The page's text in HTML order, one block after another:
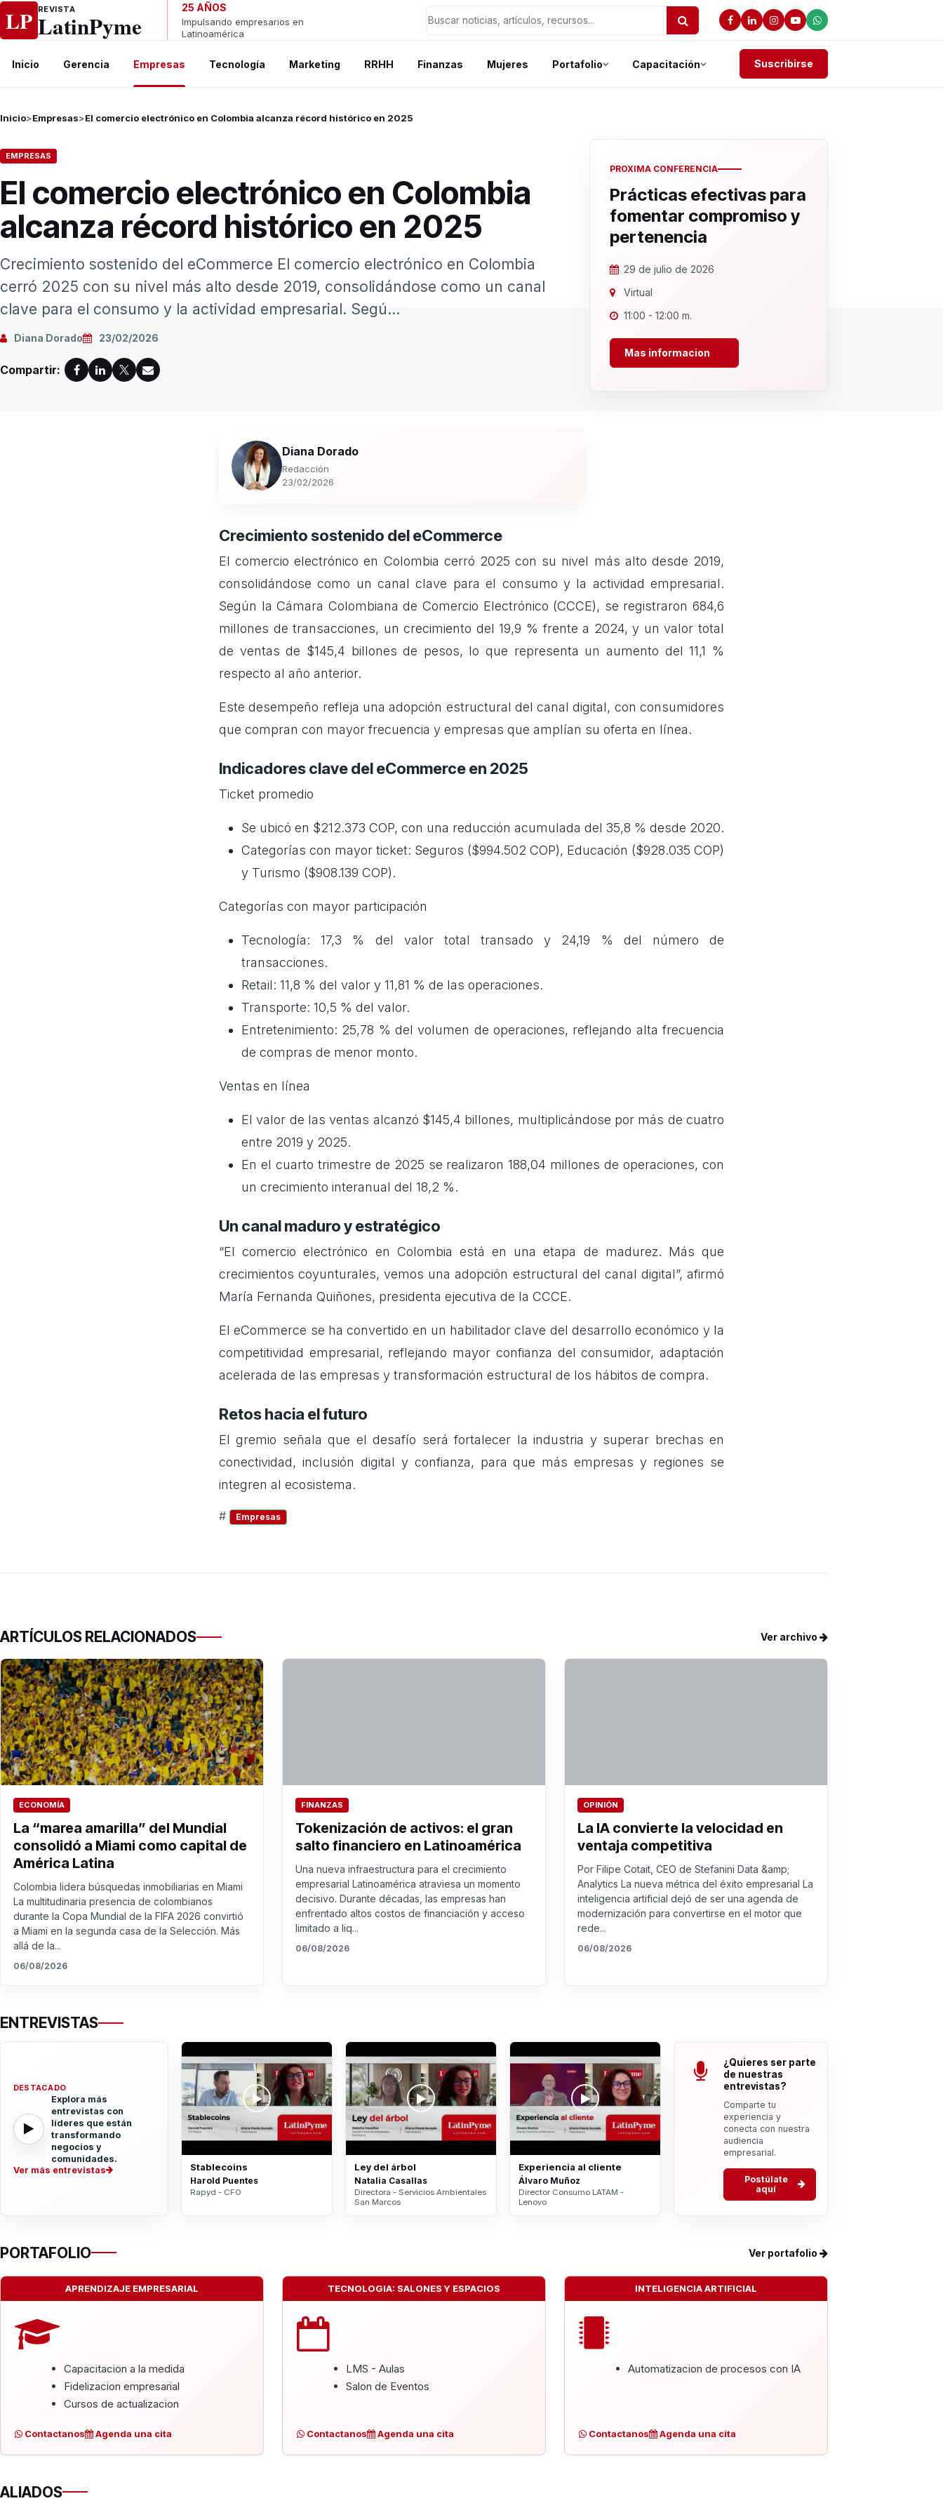
Ir al contenido
LP REVISTA
LatinPyme
25 AÑOS
Impulsando empresarios en
Latinoamérica
Inicio Gerencia Empresas Tecnología Marketing RRHH Finanzas Mujeres Portafolio Capacitación Suscribirse
Inicio>Empresas>El comercio electrónico en Colombia alcanza récord histórico en 2025
EMPRESAS
El comercio electrónico en Colombia
alcanza récord histórico en 2025
Crecimiento sostenido del eCommerce El comercio electrónico en Colombia
cerró 2025 con su nivel más alto desde 2019, consolidándose como un canal
clave para el consumo y la actividad empresarial. Segú...
Diana Dorado 23/02/2026
Compartir:
PROXIMA CONFERENCIA
Prácticas efectivas para
fomentar compromiso y
pertenencia
29 de julio de 2026
Virtual
11:00 - 12:00 m.
Mas informacion
Diana Dorado
Redacción
23/02/2026
Crecimiento sostenido del eCommerce
El comercio electrónico en Colombia cerró 2025 con su nivel más alto desde 2019,
consolidándose como un canal clave para el consumo y la actividad empresarial.
Según la Cámara Colombiana de Comercio Electrónico (CCCE), se registraron 684,6
millones de transacciones, un crecimiento del 19,9 % frente a 2024, y un valor total
de ventas de $145,4 billones de pesos, lo que representa un aumento del 11,1 %
respecto al año anterior.
Este desempeño refleja una adopción estructural del canal digital, con consumidores
que compran con mayor frecuencia y empresas que amplían su oferta en línea.
Indicadores clave del eCommerce en 2025
Ticket promedio
Se ubicó en $212.373 COP, con una reducción acumulada del 35,8 % desde 2020.
Categorías con mayor ticket: Seguros ($994.502 COP), Educación ($928.035 COP)
y Turismo ($908.139 COP).
Categorías con mayor participación
Tecnología: 17,3 % del valor total transado y 24,19 % del número de
transacciones.
Retail: 11,8 % del valor y 11,81 % de las operaciones.
Transporte: 10,5 % del valor.
Entretenimiento: 25,78 % del volumen de operaciones, reflejando alta frecuencia
de compras de menor monto.
Ventas en línea
El valor de las ventas alcanzó $145,4 billones, multiplicándose por más de cuatro
entre 2019 y 2025.
En el cuarto trimestre de 2025 se realizaron 188,04 millones de operaciones, con
un crecimiento interanual del 18,2 %.
Un canal maduro y estratégico
“El comercio electrónico en Colombia está en una etapa de madurez. Más que
crecimientos coyunturales, vemos una adopción estructural del canal digital”, afirmó
María Fernanda Quiñones, presidenta ejecutiva de la CCCE.
El eCommerce se ha convertido en un habilitador clave del desarrollo económico y la
competitividad empresarial, reflejando mayor confianza del consumidor, adaptación
acelerada de las empresas y transformación estructural de los hábitos de compra.
Retos hacia el futuro
El gremio señala que el desafío será fortalecer la industria y superar brechas en
conectividad, inclusión digital y confianza, para que más empresas y regiones se
integren al ecosistema.
# Empresas
ARTÍCULOS RELACIONADOS Ver archivo
ECONOMÍA
La “marea amarilla” del Mundial
consolidó a Miami como capital de
América Latina
Colombia lidera búsquedas inmobiliarias en Miami
La multitudinaria presencia de colombianos
durante la Copa Mundial de la FIFA 2026 convirtió
a Miami en la segunda casa de la Selección. Más
allá de la...
06/08/2026
FINANZAS
Tokenización de activos: el gran
salto financiero en Latinoamérica
Una nueva infraestructura para el crecimiento
empresarial Latinoamérica atraviesa un momento
decisivo. Durante décadas, las empresas han
enfrentado altos costos de financiación y acceso
limitado a liq...
06/08/2026
OPINIÓN
La IA convierte la velocidad en
ventaja competitiva
Por Filipe Cotait, CEO de Stefanini Data &amp;
Analytics La nueva métrica del éxito empresarial La
inteligencia artificial dejó de ser una agenda de
modernización para convertirse en el motor que
rede...
06/08/2026
ENTREVISTAS
DESTACADO
Explora más
entrevistas con
líderes que están
transformando
negocios y
comunidades.
Ver más entrevistas
Stablecoins
Harold Puentes
Rapyd - CFO
Ley del árbol
Natalia Casallas
Directora - Servicios Ambientales
San Marcos
Experiencia al cliente
Álvaro Muñoz
Director Consumo LATAM -
Lenovo
¿Quieres ser parte
de nuestras
entrevistas?
Comparte tu
experiencia y
conecta con nuestra
audiencia
empresarial.
Postúlate
aquí
PORTAFOLIO Ver portafolio
APRENDIZAJE EMPRESARIAL
Capacitacion a la medida
Fidelizacion empresarial
Cursos de actualizacion
Contactanos Agenda una cita
TECNOLOGIA: SALONES Y ESPACIOS
LMS - Aulas
Salon de Eventos
Contactanos Agenda una cita
INTELIGENCIA ARTIFICIAL
Automatizacion de procesos con IA
Contactanos Agenda una cita
ALIADOS